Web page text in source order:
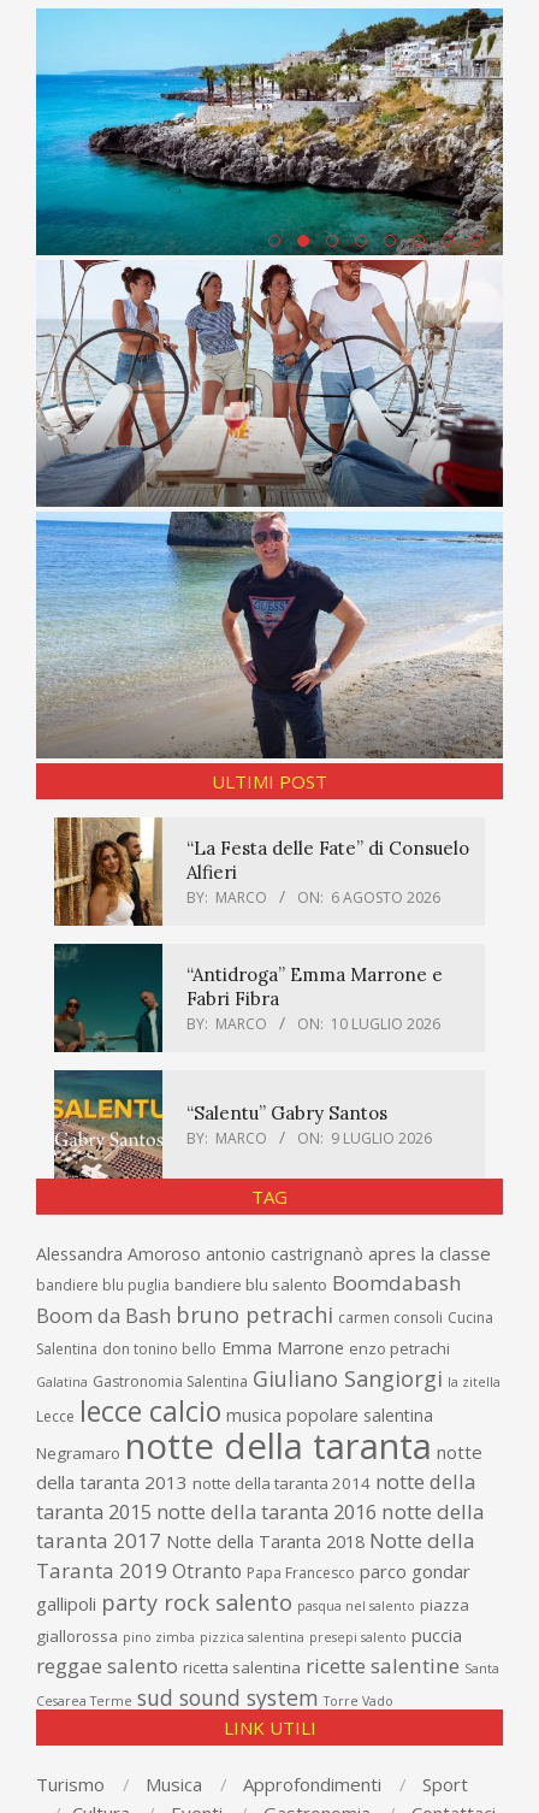
ULTIMI POST
“La Festa delle Fate” di Consuelo
Alfieri
BY: MARCO ON: 6 AGOSTO 2026
“Antidroga” Emma Marrone e
Fabri Fibra
BY: MARCO ON: 10 LUGLIO 2026
“Salentu” Gabry Santos
BY: MARCO ON: 9 LUGLIO 2026
TAG
Alessandra Amoroso antonio castrignanò apres la classe
bandiere blu puglia bandiere blu salento Boomdabash
Boom da Bash bruno petrachi carmen consoli Cucina
Salentina don tonino bello Emma Marrone enzo petrachi
Galatina Gastronomia Salentina Giuliano Sangiorgi la zitella
Lecce lecce calcio musica popolare salentina
Negramaro notte della taranta notte
della taranta 2013 notte della taranta 2014 notte della
taranta 2015 notte della taranta 2016 notte della
taranta 2017 Notte della Taranta 2018 Notte della
Taranta 2019 Otranto Papa Francesco parco gondar
gallipoli party rock salento pasqua nel salento piazza
giallorossa pino zimba pizzica salentina presepi salento puccia
reggae salento ricetta salentina ricette salentine Santa
Cesarea Terme sud sound system Torre Vado
LINK UTILI
Turismo Musica Approfondimenti
Sport